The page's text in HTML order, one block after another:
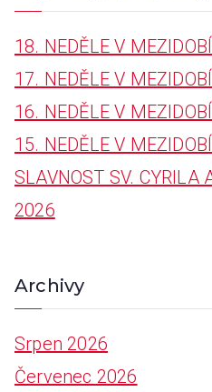
18. NEDĚLE V
17. NEDĚLE V
16. NEDĚLE V
15. NEDĚLE V
SLAVNOST SV. CYRILA
2026
Archivy
Srpen 2026
Červenec 2026